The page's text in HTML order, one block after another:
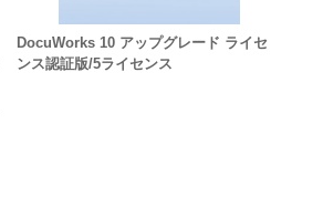
DocuWorks 10 アップグレード ライセ
ンス認証版/5ライセンス